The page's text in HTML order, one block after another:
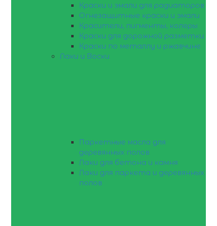
Краски и эмали для радиаторов
Огнезащитные краски и эмали
Красители, пигменты, колеры
Краски для дорожной разметки
Краски по металлу и ржавчине
Лаки и Воски
Паркетные масла для
деревянных полов
Лаки для бетона и камня
Лаки для паркета и деревянных
полов